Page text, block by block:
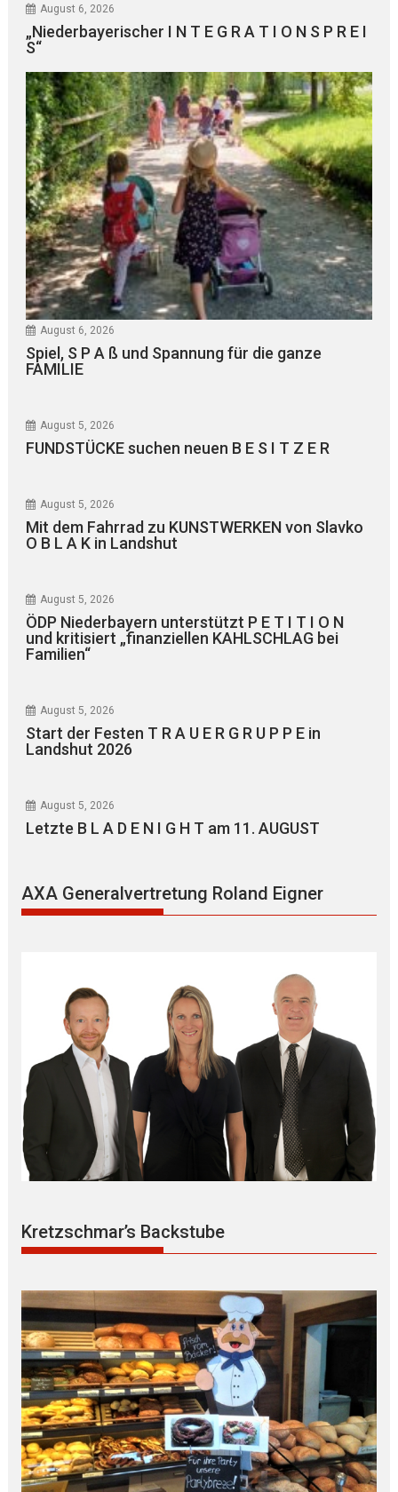
August 6, 2026
„Niederbayerischer I N T E G R A T I O N S P R E I
S“
August 6, 2026
Spiel, S P A ß und Spannung für die ganze
FAMILIE
August 5, 2026
FUNDSTÜCKE suchen neuen B E S I T Z E R
August 5, 2026
Mit dem Fahrrad zu KUNSTWERKEN von Slavko
O B L A K in Landshut
August 5, 2026
ÖDP Niederbayern unterstützt P E T I T I O N
und kritisiert „finanziellen KAHLSCHLAG bei
Familien“
August 5, 2026
Start der Festen T R A U E R G R U P P E in
Landshut 2026
August 5, 2026
Letzte B L A D E N I G H T am 11. AUGUST
AXA Generalvertretung Roland Eigner
Kretzschmar’s Backstube